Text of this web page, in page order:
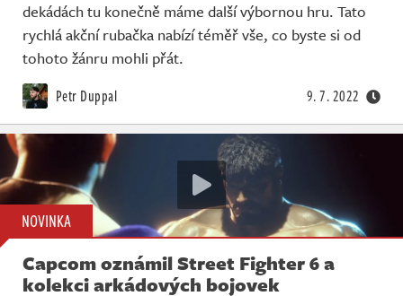
dekádách tu konečně máme další výbornou hru. Tato
rychlá akční rubačka nabízí téměř vše, co byste si od
tohoto žánru mohli přát.
Petr Duppal 9. 7. 2022
NOVINKA
Capcom oznámil Street Fighter 6 a
kolekci arkádových bojovek